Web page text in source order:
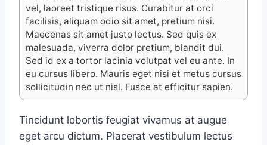
vel, laoreet tristique risus. Curabitur at orci
facilisis, aliquam odio sit amet, pretium nisi.
Maecenas sit amet justo lectus. Sed quis ex
malesuada, viverra dolor pretium, blandit dui.
Sed id ex a tortor lacinia volutpat vel eu ante. In
eu cursus libero. Mauris eget nisi et metus cursus
sollicitudin nec ut nisl. Fusce at efficitur sapien.
Tincidunt lobortis feugiat vivamus at augue
eget arcu dictum. Placerat vestibulum lectus